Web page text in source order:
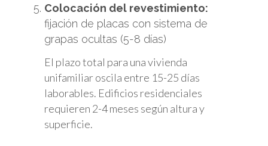
Colocación del revestimiento:
fijación de placas con sistema de
grapas ocultas (5-8 días)
El plazo total para una vivienda
unifamiliar oscila entre 15-25 días
laborables. Edificios residenciales
requieren 2-4 meses según altura y
superficie.